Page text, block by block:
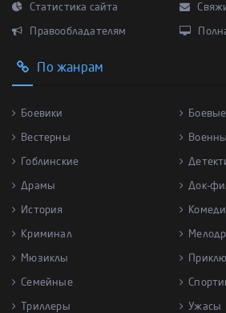
Статистика сайта
Правообладателям
По жанрам
Боевики Боевые
Вестерны
Гоблинские
Драмы Док-
История
Криминал
Мюзиклы
Семейные
Триллеры Ужасы